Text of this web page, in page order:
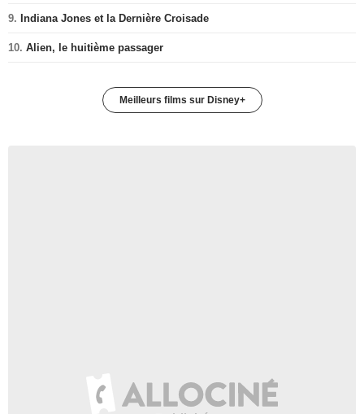
9. Indiana Jones et la Dernière Croisade
10. Alien, le huitième passager
Meilleurs films sur Disney+